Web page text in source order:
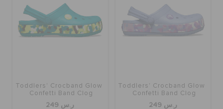
الحقائب
مميزToddlers' Crocband Glow
Confetti Band Clog
ر.س 249
Toddlers' Crocband Glow
Confetti Band Clog
ر.س 249